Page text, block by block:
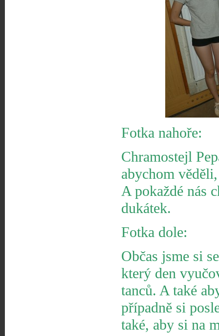
Fotka nahoře:
Chramostejl
abychom
A pokaždé nás
dukátek.
Fotka dole:
Občas jsme si
který den
tanců. A také
případně si
také, aby si na